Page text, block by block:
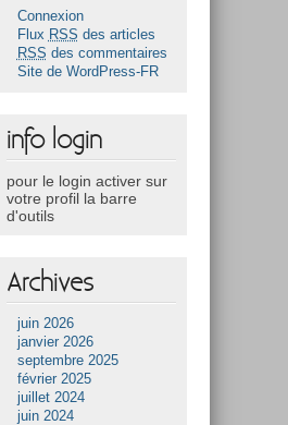
Connexion
Flux RSS des articles
RSS des commentaires
Site de WordPress-FR
info login
pour le login activer sur
votre profil la barre
d'outils
Archives
juin 2026
janvier 2026
septembre 2025
février 2025
juillet 2024
juin 2024